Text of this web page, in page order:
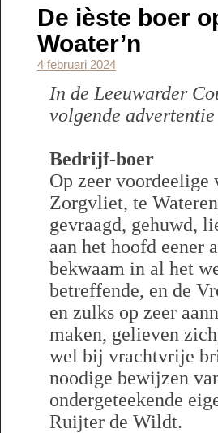
De ièste boer
Woater’n
4 februari 2024
In de Leeuwarder
volgende
Bedrijf-boer
Op zeer voordeelige
Zorgvliet, te
gevraagd, gehuwd,
aan het hoofd eener
bekwaam in al het
betreffende, en de
en zulks op zeer
maken, gelieven
wel bij vrachtvrije
noodige bewijzen
ondergeteekende
Ruijter de Wildt.